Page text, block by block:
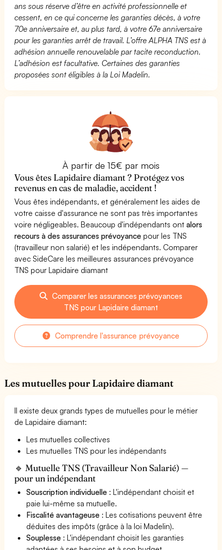
ans sous réserve d’être en activité professionnelle et
cessent, en ce qui concerne les garanties décès, à votre
70e anniversaire et, au plus tard, à votre 67e anniversaire
pour les garanties arrêt de travail. L’offre ALPHA TNS est à
adhésion annuelle renouvelable par tacite reconduction.
L’adhésion est facultative. Certaines des garanties
proposées sont éligibles à la Loi Madelin.
À partir de 15€ par mois
Vous êtes Lapidaire diamant ? Protégez vos
revenus en cas de maladie, accident !
Vous êtes indépendants, et généralement les aides de
votre caisse d'assurance ne sont pas très importantes
voire négligeables. Beaucoup d'indépendants ontalors
recours à des assurances prévoyance pour les TNS
(travailleur non salarié) et les indépendants. Comparer
avec SideCare les meilleures assurances prévoyance
TNS pour Lapidaire diamant
Comparer les assurances prévoyances
TNS pour Lapidaire diamant
Comprendre l'assurance prévoyance
Les mutuelles pour Lapidaire diamant
Il existe deux grands types de mutuelles pour le métier
de Lapidaire diamant:
Les mutuelles collectives
Les mutuelles TNS pour les indépendants
🔹 Mutuelle TNS (Travailleur Non Salarié) —
pour un indépendant
Souscription individuelle : L'indépendant choisit et
paie lui-même sa mutuelle.
Fiscalité avantageuse : Les cotisations peuvent être
déduites des impôts (grâce à la loi Madelin).
Souplesse : L'indépendant choisit les garanties